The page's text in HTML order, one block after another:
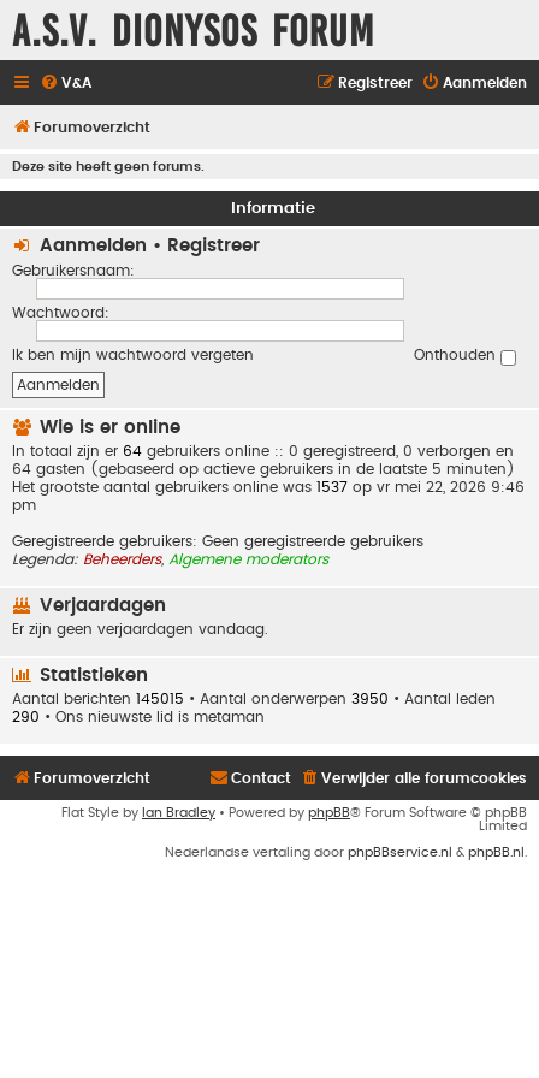
A.S.V. Dionysos Forum
V&A Aanmelden
Registreer
Forumoverzicht
Deze site heeft geen forums.
Informatie
Aanmelden • Registreer
Gebruikersnaam:
Wachtwoord:
Ik ben mijn wachtwoord vergeten Onthouden
Wie is er online
In totaal zijn er 64 gebruikers online :: 0 geregistreerd, 0 verborgen en
64 gasten (gebaseerd op actieve gebruikers in de laatste 5 minuten)
Het grootste aantal gebruikers online was 1537 op vr mei 22, 2026 9:46
pm
Geregistreerde gebruikers: Geen geregistreerde gebruikers
Legenda: Beheerders, Algemene moderators
Verjaardagen
Er zijn geen verjaardagen vandaag.
Statistieken
Aantal berichten 145015 • Aantal onderwerpen 3950 • Aantal leden
290 • Ons nieuwste lid is metaman
Forumoverzicht Verwijder alle forumcookies
Contact
Flat Style by Ian Bradley • Powered by phpBB® Forum Software © phpBB
Limited
Nederlandse vertaling door phpBBservice.nl & phpBB.nl